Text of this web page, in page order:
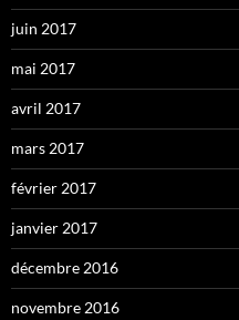
juin 2017
mai 2017
avril 2017
mars 2017
février 2017
janvier 2017
décembre 2016
novembre 2016